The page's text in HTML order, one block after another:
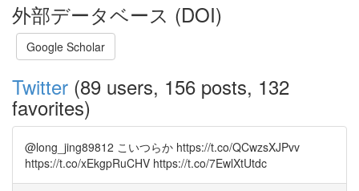
外部データベース (DOI)
Google Scholar
Twitter (89 users, 156 posts, 132
favorites)
@long_jing89812 こいつらか https://t.co/QCwzsXJPvv
https://t.co/xEkgpRuCHV https://t.co/7EwlXtUtdc